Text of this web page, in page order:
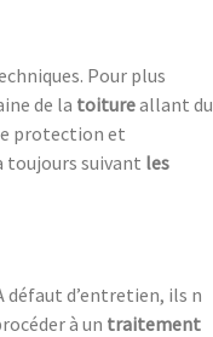
Pour plus
de la toitureallant du
protection et
toujours suivant les
défaut d’entretien, ils n
à un traitement